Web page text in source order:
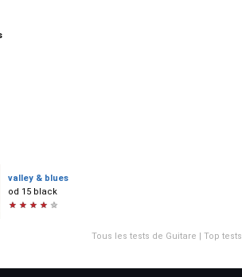
valley & blues
od 15 black
★ ★ ★ ★ ★
Tous les tests de Guitare | Top tests